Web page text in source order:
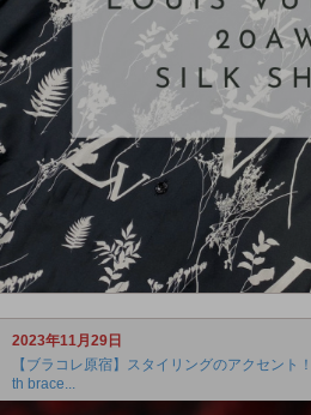
2023年11月29日
【ブラコレ原宿】スタイリングのアクセント
th brace...